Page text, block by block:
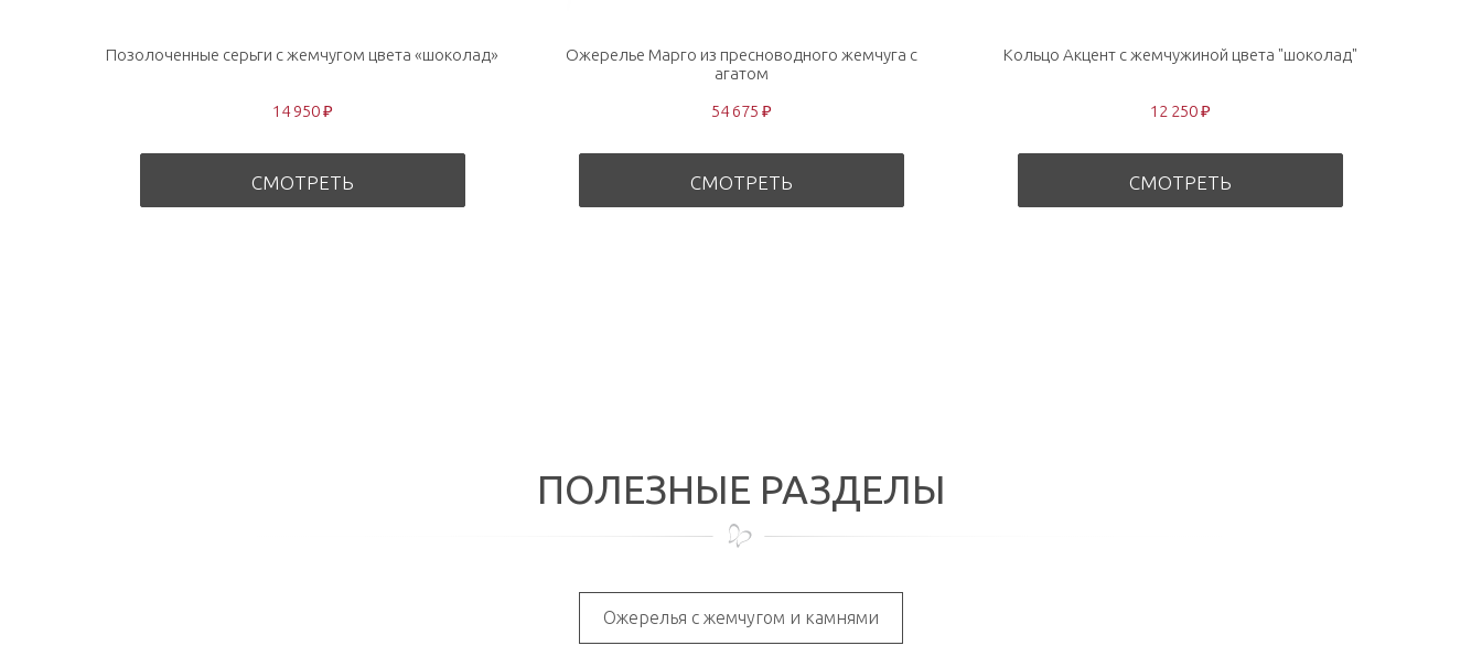
Позолоченные серьги с жемчугом цвета «шоколад»
14 950 ₽
СМОТРЕТЬ
Ожерелье Марго из пресноводного жемчуга с
агатом
54 675 ₽
СМОТРЕТЬ
Кольцо Акцент с жемчужиной цвета "шоколад"
12 250 ₽
СМОТРЕТЬ
ПОЛЕЗНЫЕ РАЗДЕЛЫ
Ожерелья с жемчугом и камнями